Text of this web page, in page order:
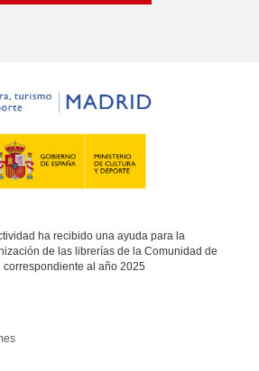
ha recibido una ayuda para la
de las librerías de la Comunidad de
correspondiente al año 2025